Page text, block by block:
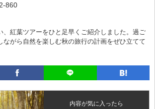
860
、紅葉ツアーをひと足早くご紹介しました。過ご
ながら自然を楽しむ秋の旅行の計画をぜひ立てて
内容が気に入ったら